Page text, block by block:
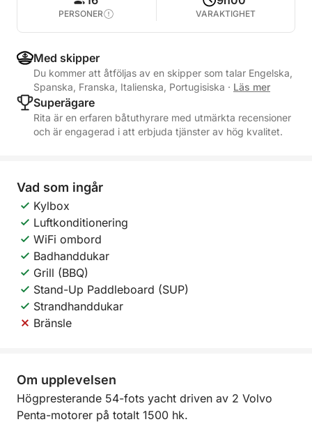
PERSONER VARAKTIGHET
Med skipper
Du kommer att åtföljas av en skipper som talar Engelska,
Spanska, Franska, Italienska, Portugisiska · Läs mer
Superägare
Rita är en erfaren båtuthyrare med utmärkta recensioner
och är engagerad i att erbjuda tjänster av hög kvalitet.
Vad som ingår
Kylbox
Luftkonditionering
WiFi ombord
Badhanddukar
Grill (BBQ)
Stand-Up Paddleboard (SUP)
Strandhanddukar
Bränsle
Om upplevelsen
Högpresterande 54-fots yacht driven av 2 Volvo
Penta-motorer på totalt 1500 hk.